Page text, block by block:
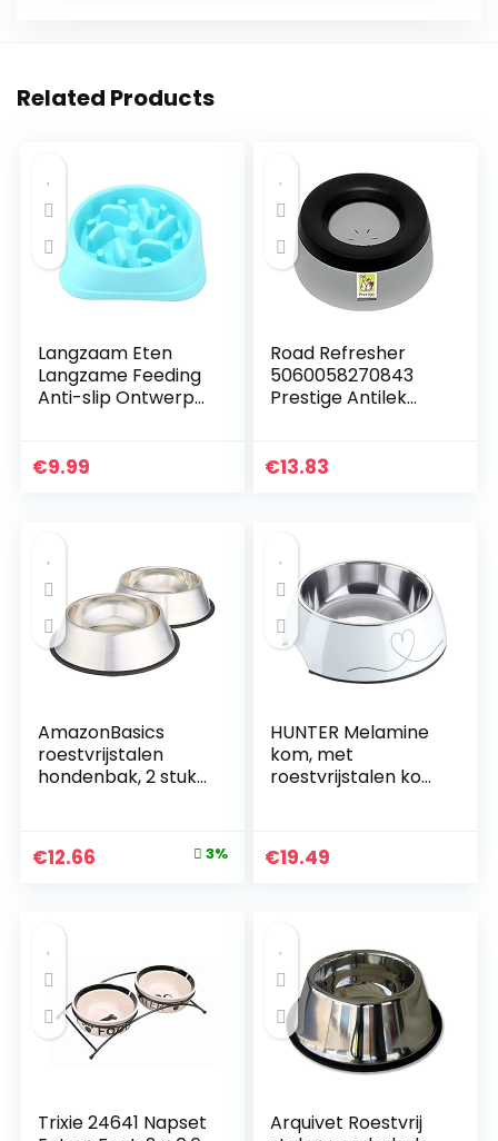
Related Products
Langzaam Eten
Langzame Feeding
Anti-slip Ontwerp
Kom (Blauw)
€9.99
Road Refresher
5060058270843
Prestige Antilek
€13.83
AmazonBasics
roestvrijstalen
hondenbak, 2 stuks
Original
€12.66 3%
HUNTER Melamine
kom, met
roestvrijstalen kom,
€19.49
Trixie 24641 Napset
Arquivet Roestvrij